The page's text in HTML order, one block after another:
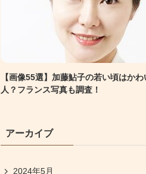
【画像55選】加藤鮎子の若い頃はか
人？フランス写真も調査！
アーカイブ
2024年5月